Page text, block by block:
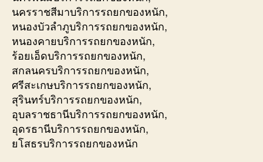
นครราชสีมาบริการรถยกของหนัก,
หนองบัวลำภูบริการรถยกของหนัก,
หนองคายบริการรถยกของหนัก,
ร้อยเอ็ดบริการรถยกของหนัก,
สกลนครบริการรถยกของหนัก,
ศรีสะเกษบริการรถยกของหนัก,
สุรินทร์บริการรถยกของหนัก,
อุบลราชธานีบริการรถยกของหนัก,
อุดรธานีบริการรถยกของหนัก,
ยโสธรบริการรถยกของหนัก